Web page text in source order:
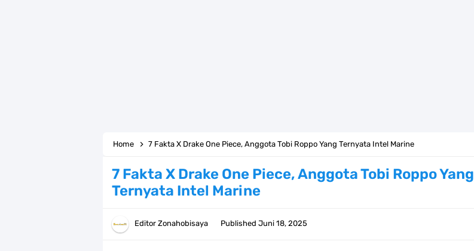
Cara Daftar Danamon Mobile Banking, Mudah Banget Dan Lengkap Caranya Disini
Home 7 Fakta X Drake One Piece, Anggota Tobi Roppo Yang Ternyata Intel Marine
7 Fakta X Drake One Piece, Anggota Tobi Roppo Yang
Ternyata Intel Marine
Editor Zonahobisaya Published Juni 18, 2025